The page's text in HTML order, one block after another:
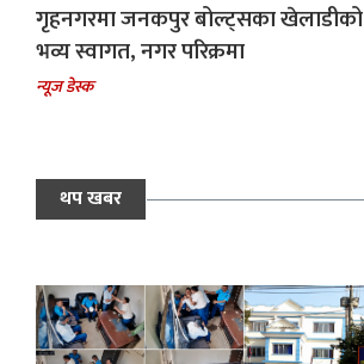
गृहनगरमा जनकपुर बोल्ट्सका खेलाडीको
भव्य स्वागत, नगर परिक्रमा
न्यूज डेस्क
थप खबर